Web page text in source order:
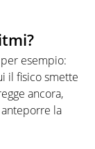
esempio:
il fisico smette
ancora,
la